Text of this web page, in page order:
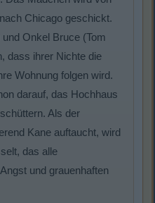
Chicago geschickt.
Onkel Bruce (Tom
dass ihrer Nichte die
Wohnung folgen wird.
darauf, das Hochhaus
Als der
Kane auftaucht, wird
das alle
und grauenhaften